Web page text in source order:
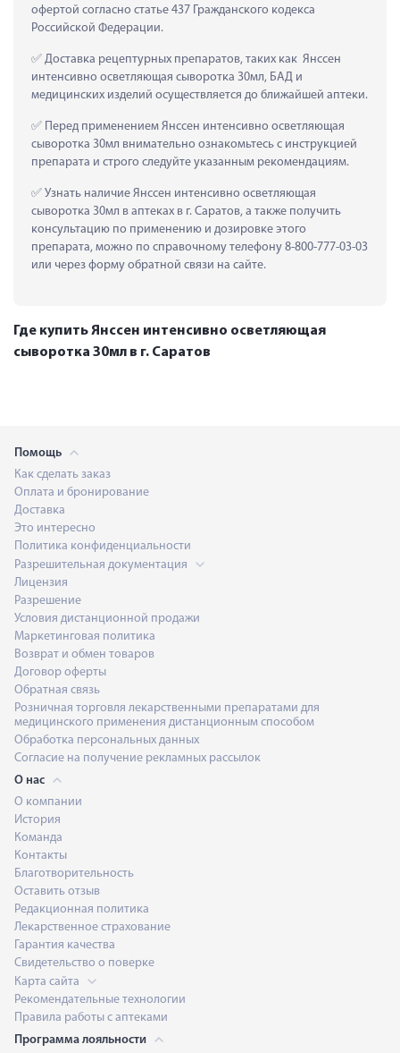
офертой согласно статье 437 Гражданского кодекса
Российской Федерации.
Доставка рецептурных препаратов, таких как  Янссен
интенсивно осветляющая сыворотка 30мл, БАД и
медицинских изделий осуществляется до ближайшей аптеки.
Перед применением Янссен интенсивно осветляющая
сыворотка 30мл внимательно ознакомьтесь с инструкцией
препарата и строго следуйте указанным рекомендациям.
Узнать наличие Янссен интенсивно осветляющая
сыворотка 30мл в аптеках в г. Саратов, а также получить
консультацию по применению и дозировке этого
препарата, можно по справочному телефону 8-800-777-03-03
или через форму обратной связи на сайте.
Где купить Янссен интенсивно осветляющая
сыворотка 30мл в г. Саратов
Помощь
Как сделать заказ
Оплата и бронирование
Доставка
Это интересно
Политика конфиденциальности
Разрешительная документация
Лицензия
Разрешение
Условия дистанционной продажи
Маркетинговая политика
Возврат и обмен товаров
Договор оферты
Обратная связь
Розничная торговля лекарственными препаратами для
медицинского применения дистанционным способом
Обработка персональных данных
Согласие на получение рекламных рассылок
О нас
О компании
История
Команда
Контакты
Благотворительность
Оставить отзыв
Редакционная политика
Лекарственное страхование
Гарантия качества
Свидетельство о поверке
Карта сайта
Рекомендательные технологии
Правила работы с аптеками
Программа лояльности